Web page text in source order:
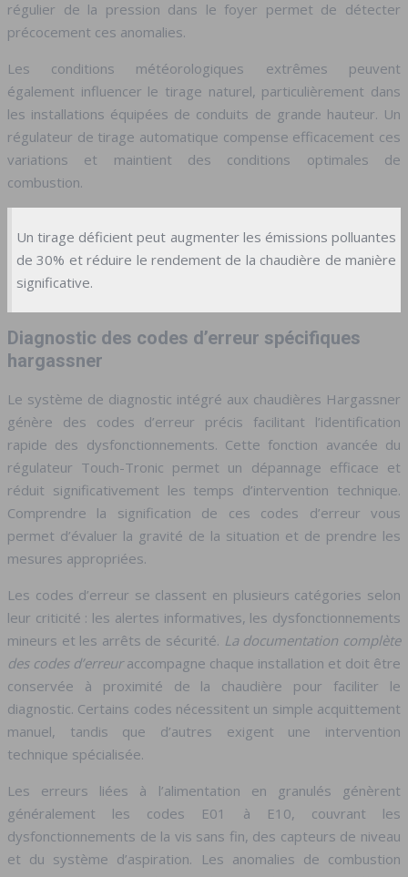
régulier de la pression dans le foyer permet de détecter
précocement ces anomalies.
Les conditions météorologiques extrêmes peuvent
également influencer le tirage naturel, particulièrement dans
les installations équipées de conduits de grande hauteur. Un
régulateur de tirage automatique compense efficacement ces
variations et maintient des conditions optimales de
combustion.
Un tirage déficient peut augmenter les émissions polluantes
de 30% et réduire le rendement de la chaudière de manière
significative.
Diagnostic des codes d’erreur spécifiques
hargassner
Le système de diagnostic intégré aux chaudières Hargassner
génère des codes d’erreur précis facilitant l’identification
rapide des dysfonctionnements. Cette fonction avancée du
régulateur Touch-Tronic permet un dépannage efficace et
réduit significativement les temps d’intervention technique.
Comprendre la signification de ces codes d’erreur vous
permet d’évaluer la gravité de la situation et de prendre les
mesures appropriées.
Les codes d’erreur se classent en plusieurs catégories selon
leur criticité : les alertes informatives, les dysfonctionnements
mineurs et les arrêts de sécurité. La documentation complète
des codes d’erreuraccompagne chaque installation et doit être
conservée à proximité de la chaudière pour faciliter le
diagnostic. Certains codes nécessitent un simple acquittement
manuel, tandis que d’autres exigent une intervention
technique spécialisée.
Les erreurs liées à l’alimentation en granulés génèrent
généralement les codes E01 à E10, couvrant les
dysfonctionnements de la vis sans fin, des capteurs de niveau
et du système d’aspiration. Les anomalies de combustion